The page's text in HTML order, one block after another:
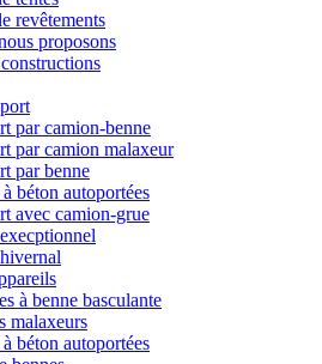
revêtements
proposons
par camion-benne
par camion malaxeur
par benne
béton autoportées
avec camion-grue
à benne basculante
malaxeurs
béton autoportées